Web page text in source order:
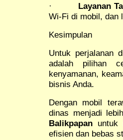
· Layanan
Wi-Fi di mobil, dan
Kesimpulan
Untuk perjalanan
adalah pilihan
kenyamanan,
bisnis Anda.
Dengan mobil
dinas menjadi
Balikpapan untuk
efisien dan bebas